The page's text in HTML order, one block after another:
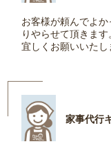
お客様が頼んでよ
りやらせて頂きます
宜しくお願いいたし
家事代行